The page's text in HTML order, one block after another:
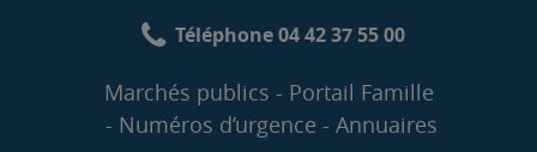
Téléphone 04 42 37 55 00
Marchés publics
Portail Famille
Numéros d’urgence
Annuaires